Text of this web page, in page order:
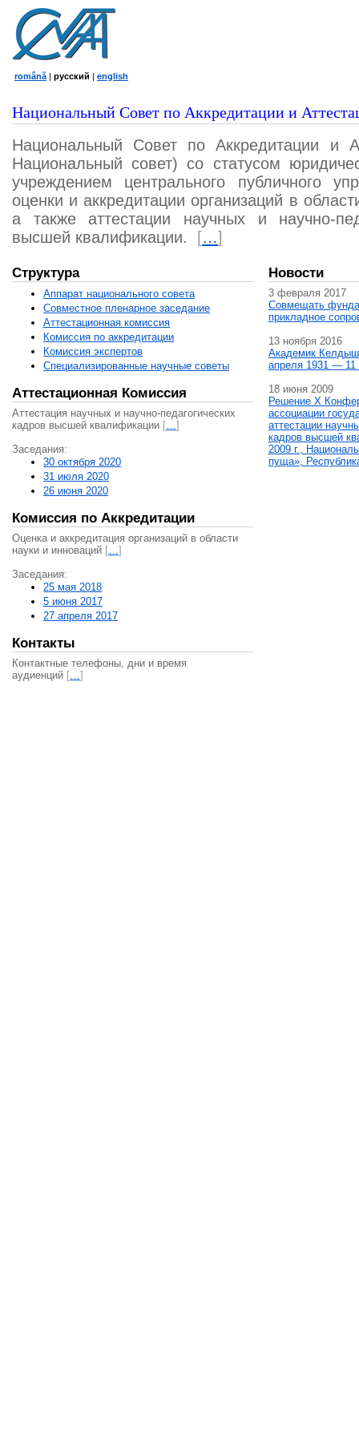
română | русский | english
Национальный Совет по Аккредитации и
Национальный Совет по Аккредитации и
Национальный совет) со статусом
учреждением центрального публичного
оценки и аккредитации организаций в
а также аттестации научных и научно-
высшей квалификации.
[…]
Структура
Аппарат национального совета
Совместное пленарное заседание
Аттестационная комисcия
Комиссия по аккредитации
Комиссия экспертов
Специализированные научные советы
Аттестационная Комиссия
Аттестация научных и научно-педагогических
кадров высшей квалификации […]
Заседания:
30 октября 2020
31 июля 2020
26 июня 2020
Комиссия по Аккредитации
Оценка и аккредитация организаций в области
науки и инноваций […]
Заседания:
25 мая 2018
5 июня 2017
27 апреля 2017
Контакты
Контактные телефоны, дни и время
аудиенций […]
Новости
3 февраля 2017
Совмещать
прикладное
13 ноября 2016
Академик
апреля 1931 — 11
18 июня 2009
Решение X
ассоциации
аттестации
кадров высшей
2009 г.,
пуща»,